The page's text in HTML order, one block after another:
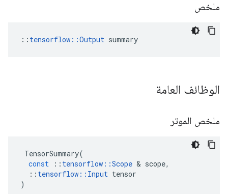
ملخص
:: tensorflow::Output summary
الوظائف العامة
ملخص الموتر
TensorSummary(
const
:: tensorflow ::Scope & scope,
:: tensorflow :: Input tensor
)